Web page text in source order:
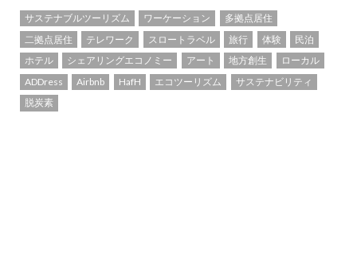
サステナブルツーリズム ワーケーション
多拠点居住
二拠点居住
テレワーク スロートラベル 旅行 体験
民泊
ホテル
シェアリングエコノミー アート 地方創生
ローカル
ADDress
Airbnb HafH エコツーリズム
サステナビリティ
脱炭素